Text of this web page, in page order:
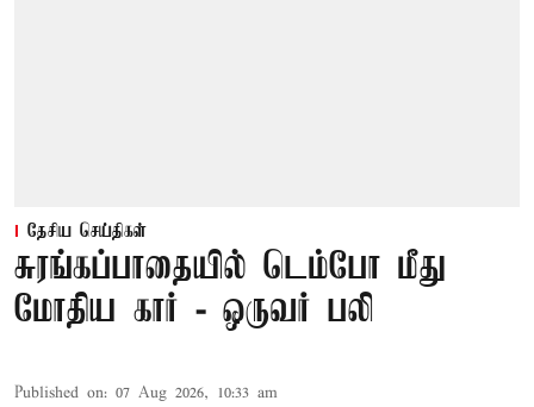
தேசிய செய்திகள்
சுரங்கப்பாதையில் டெம்போ மீது
மோதிய கார் - ஒருவர் பலி
Published on: 07 Aug 2026, 10:33 am